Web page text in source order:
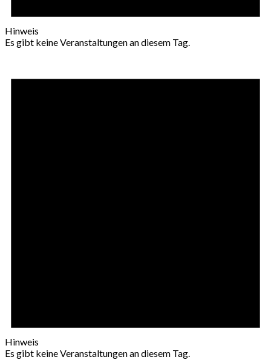
Hinweis
Es gibt keine Veranstaltungen an diesem Tag.
Hinweis
Es gibt keine Veranstaltungen an diesem Tag.